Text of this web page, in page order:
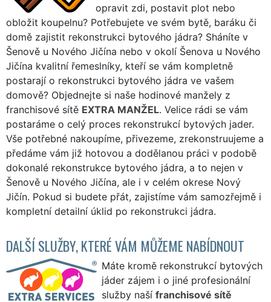
opravit zdi, postavit plot nebo
obložit koupelnu? Potřebujete ve svém bytě, baráku či
domě zajistit rekonstrukci bytového jádra? Sháníte v
Šenově u Nového Jičína nebo v okolí Šenova u Nového
Jičína kvalitní řemeslníky, kteří se vám kompletně
postarají o rekonstrukci bytového jádra ve vašem
domově? Objednejte si naše hodinové manžely z
franchisové sítě EXTRA MANŽEL. Velice rádi se vám
postaráme o celý proces rekonstrukcí bytových jader.
Vše potřebné nakoupíme, přivezeme, zrekonstruujeme a
předáme vám již hotovou a dodělanou práci v podobě
dokonalé rekonstrukce bytového jádra, a to nejen v
Šenově u Nového Jičína, ale i v celém okrese Nový
Jičín. Pokud si budete přát, zajistíme vám samozřejmě i
kompletní detailní úklid po rekonstrukci jádra.
DALŠÍ SLUŽBY, KTERÉ VÁM MŮŽEME NABÍDNOUT
Máte kromě rekonstrukcí bytových
jáder zájem i o jiné profesionální
služby naší franchisové sítě